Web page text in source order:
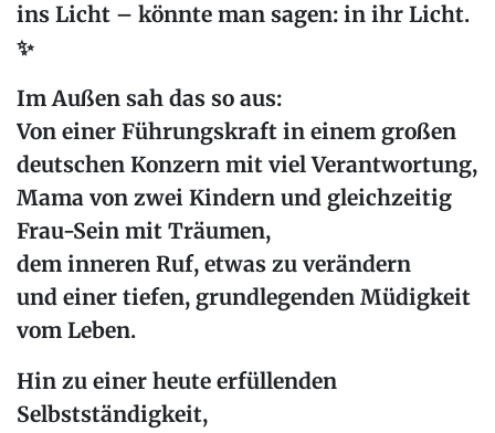
ins Licht – könnte man sagen: in ihr Licht.
✨
Im Außen sah das so aus:
Von einer Führungskraft in einem großen
deutschen Konzern mit viel Verantwortung,
Mama von zwei Kindern und gleichzeitig
Frau-Sein mit Träumen,
dem inneren Ruf, etwas zu verändern
und einer tiefen, grundlegenden Müdigkeit
vom Leben.
Hin zu einer heute erfüllenden
Selbstständigkeit,